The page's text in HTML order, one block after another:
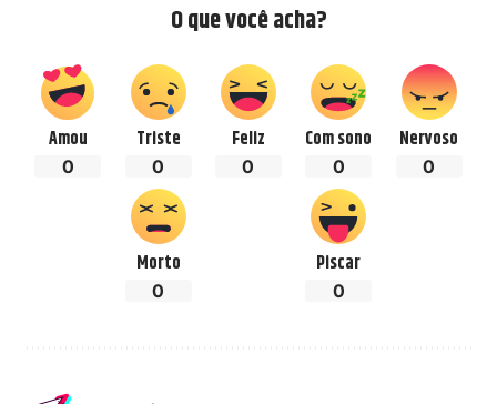
O que você acha?
Amou
0
Triste
0
Feliz
0
Com sono
0
Nervoso
0
Morto
0
Piscar
0